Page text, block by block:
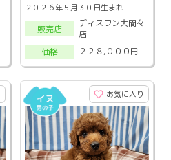
２０２６年５月３０日生まれ
販売店
ディスワン大間々
店
価格
２２８,０００円
お気に入り